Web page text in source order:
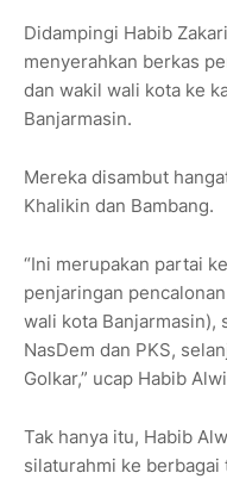
Didampingi Habib
menyerahkan berkas
dan wakil wali kota ke
Banjarmasin.
Mereka disambut
Khalikin dan Bambang.
“Ini merupakan partai
penjaringan
wali kota Banjarmasin),
NasDem dan PKS,
Golkar,” ucap Habib
Tak hanya itu, Habib
silaturahmi ke berbagai